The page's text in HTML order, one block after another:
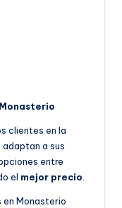
clientes en la
adaptan a sus
entre
el mejor precio.
en Monasterio